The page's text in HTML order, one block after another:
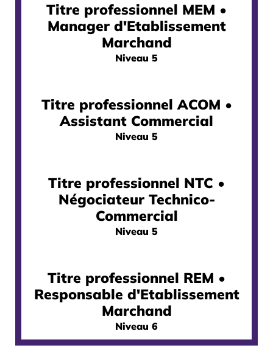
Titre professionnel MEM •
Manager d'Etablissement
Marchand
Niveau 5
Titre professionnel ACOM •
Assistant Commercial
Niveau 5
Titre professionnel NTC •
Négociateur Technico-
Commercial
Niveau 5
Titre professionnel REM •
Responsable d'Etablissement
Marchand
Niveau 6